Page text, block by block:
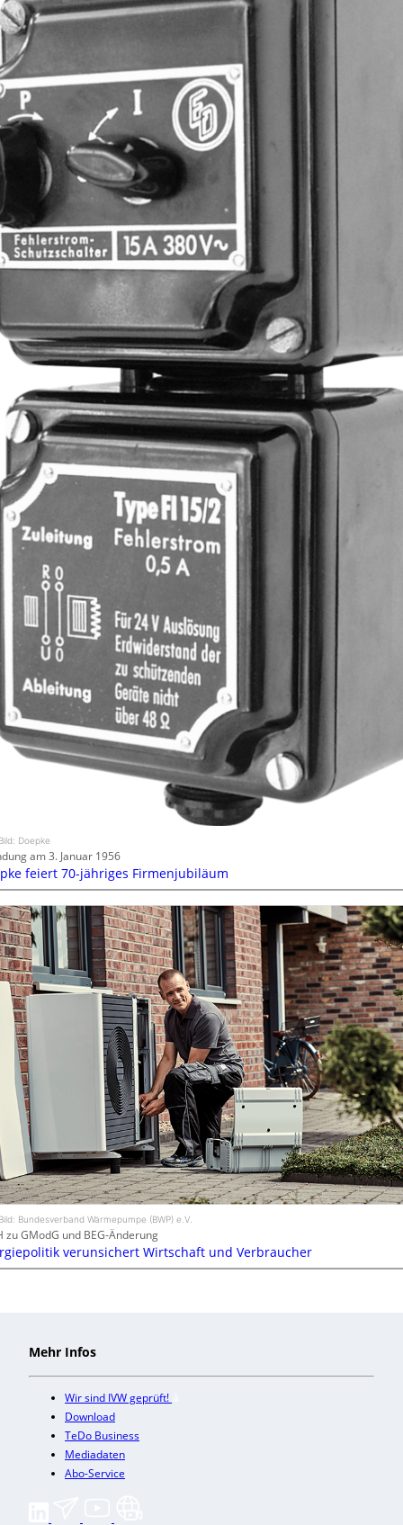
Doepke
am 3. Januar 1956
feiert 70-jähriges Firmenjubiläum
Bundesverband Wärmepumpe (BWP) e.V.
zu GModG und BEG-Änderung
verunsichert Wirtschaft und Verbraucher
Mehr Infos
Wir sind IVW geprüft!
Download
TeDo Business
Mediadaten
Abo-Service